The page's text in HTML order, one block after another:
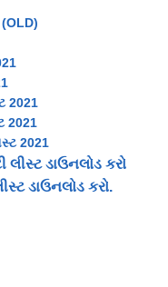
(OLD)
2021
2021
2021
લીસ્ટ ડાઉનલોડ કરો
ડાઉનલોડ કરો.